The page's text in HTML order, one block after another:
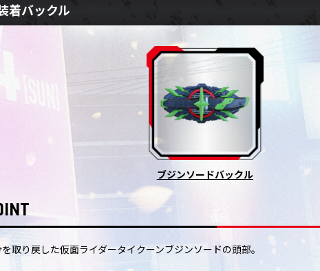
着バックル
ブジンソードバックル
を取り戻した仮面ライダータイクーンブジンソードの頭部。